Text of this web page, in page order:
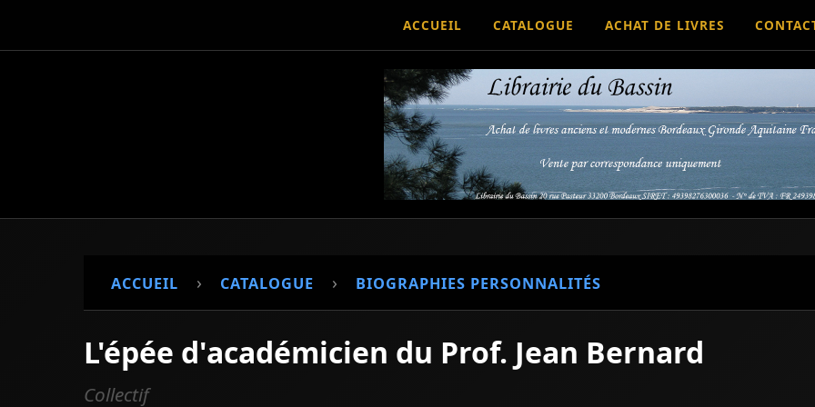
ACCUEIL CATALOGUE ACHAT DE LIVRES
ACCUEIL › CATALOGUE › BIOGRAPHIES PERSONNALITÉS
L'épée d'académicien du Prof. Jean Bernard
Collectif